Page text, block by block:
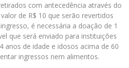
com antecedência através do
de R$ 10 que serão revertidos
é necessária a doação de 1
que será enviado para instituições
anos de idade e idosos acima de 60
ingressos nem alimentos.